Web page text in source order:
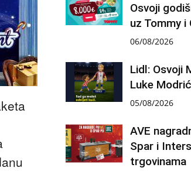
Osvoji
uz Tommy i
06/08/2026
Lidl: Osvoji
Luke
05/08/2026
AVE
Spar i
trgovinama